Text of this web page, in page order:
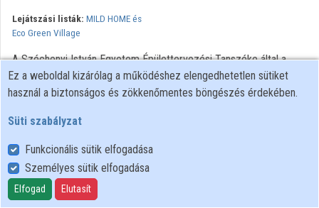
Lejátszási listák: MILD HOME és
Eco Green Village
A Széchenyi István Egyetem Épülettervezési Tanszéke által a
MILD HOME (SEE) projekt keretében szervezett Építészet és
Fenntarthatóság című konferencia előadása.
A MILD HOME projekt a Délkelet-európai Transznacionális
társfinanszírozásával Azonosítószám: SEE/D/0201/2.4/X
Felhasználói szabályzat
Ez a weboldal kizárólag a működéshez elengedhetetlen sütiket
használ a biztonságos és zökkenőmentes böngészés érdekében.
Süti szabályzat
Funkcionális sütik elfogadása
Személyes sütik elfogadása
Elfogad Elutasít